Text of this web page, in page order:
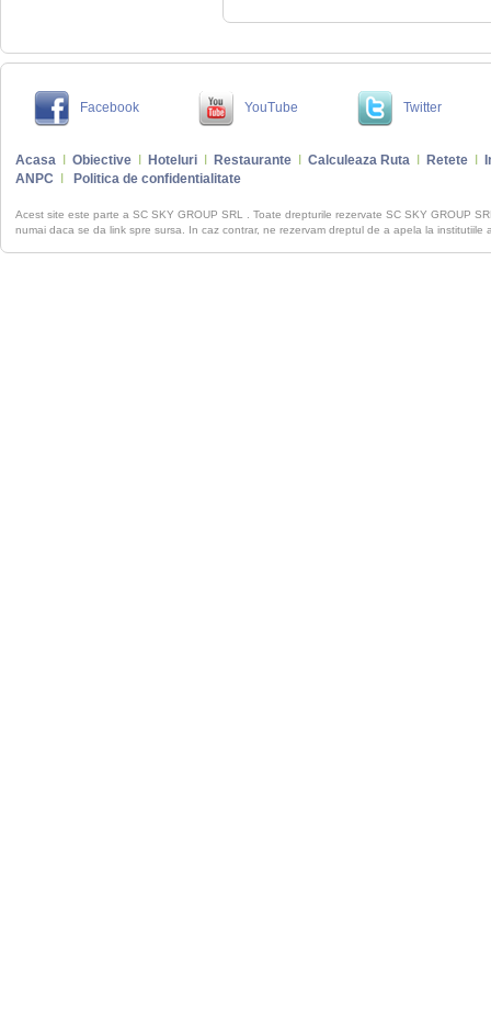
Facebook YouTube Twitter
Acasa Obiective Hoteluri Restaurante Calculeaza Ruta Retete
ANPC
Politica de confidentialitate
Acest site este parte a SC SKY GROUP SRL . Toate drepturile rezervate SC SKY GROUP
numai daca se da link spre sursa. In caz contrar, ne rezervam dreptul de a apela la institutiile